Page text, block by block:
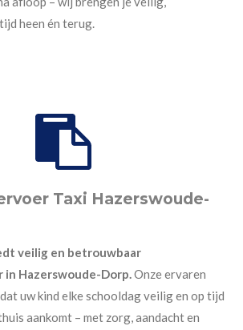
heen én terug.
Taxi Hazerswoude-
veilig en betrouwbaar
in Hazerswoude-Dorp.Onze ervaren
uw kind elke schooldag veilig en op tijd
aankomt – met zorg, aandacht en